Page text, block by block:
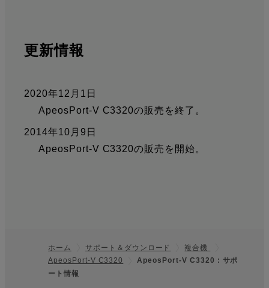
更新情報
2020年12月1日
ApeosPort-V C3320の販売を終了。
2014年10月9日
ApeosPort-V C3320の販売を開始。
フッター
ホーム サポート＆ダウンロード
複合機
ApeosPort-V C3320
ApeosPort-V C3320 : サポ
ート情報